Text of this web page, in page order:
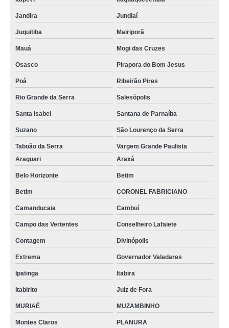
Jandira Jundiaí
Juquitiba Mairiporã
Mauá Mogi das Cruzes
Osasco Pirapora do Bom Jesus
Poá Ribeirão Pires
Rio Grande da Serra Salesópolis
Santa Isabel Santana de Parnaíba
Suzano São Lourenço da Serra
Taboão da Serra
Vargem Grande Paulista
Araguari
Araxá
Belo Horizonte Betim
Betim CORONEL FABRICIANO
Camanducaia Cambuí
Campo das Vertentes Conselheiro Lafaiete
Contagem Divinópolis
Extrema Governador Valadares
Ipatinga Itabira
Itabirito Juiz de Fora
MURIAÉ MUZAMBINHO
Montes Claros PLANURA